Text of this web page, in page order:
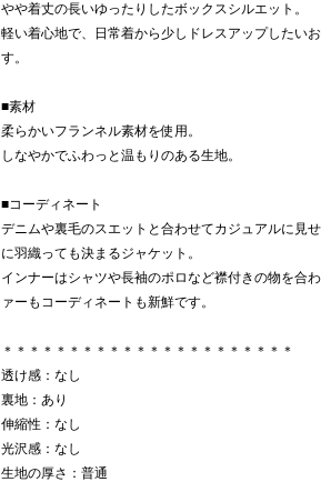
やや着丈の長いゆったりしたボックスシルエット。
軽い着心地で、日常着から少しドレスアップしたい
す。
■素材
柔らかいフランネル素材を使用。
しなやかでふわっと温もりのある生地。
■コーディネート
デニムや裏毛のスエットと合わせてカジュアルに見
に羽織っても決まるジャケット。
インナーはシャツや長袖のポロなど襟付きの物を合
ァーもコーディネートも新鮮です。
＊＊＊＊＊＊＊＊＊＊＊＊＊＊＊＊＊＊＊＊＊＊
透け感：なし
裏地：あり
伸縮性：なし
光沢感：なし
生地の厚さ：普通